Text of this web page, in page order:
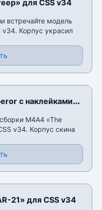
для CSS v34
встречайте модель
v34. Корпус украсил
с наклейками»
M4A4 «The
v34. Корпус скина
21» для CSS v34